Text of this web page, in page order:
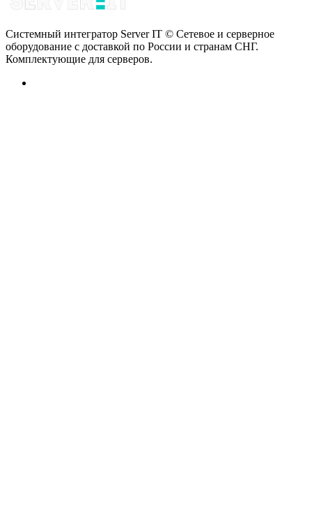
Системный интегратор Server IT © Сетевое и серверное
оборудование с доставкой по России и странам СНГ.
Комплектующие для серверов.